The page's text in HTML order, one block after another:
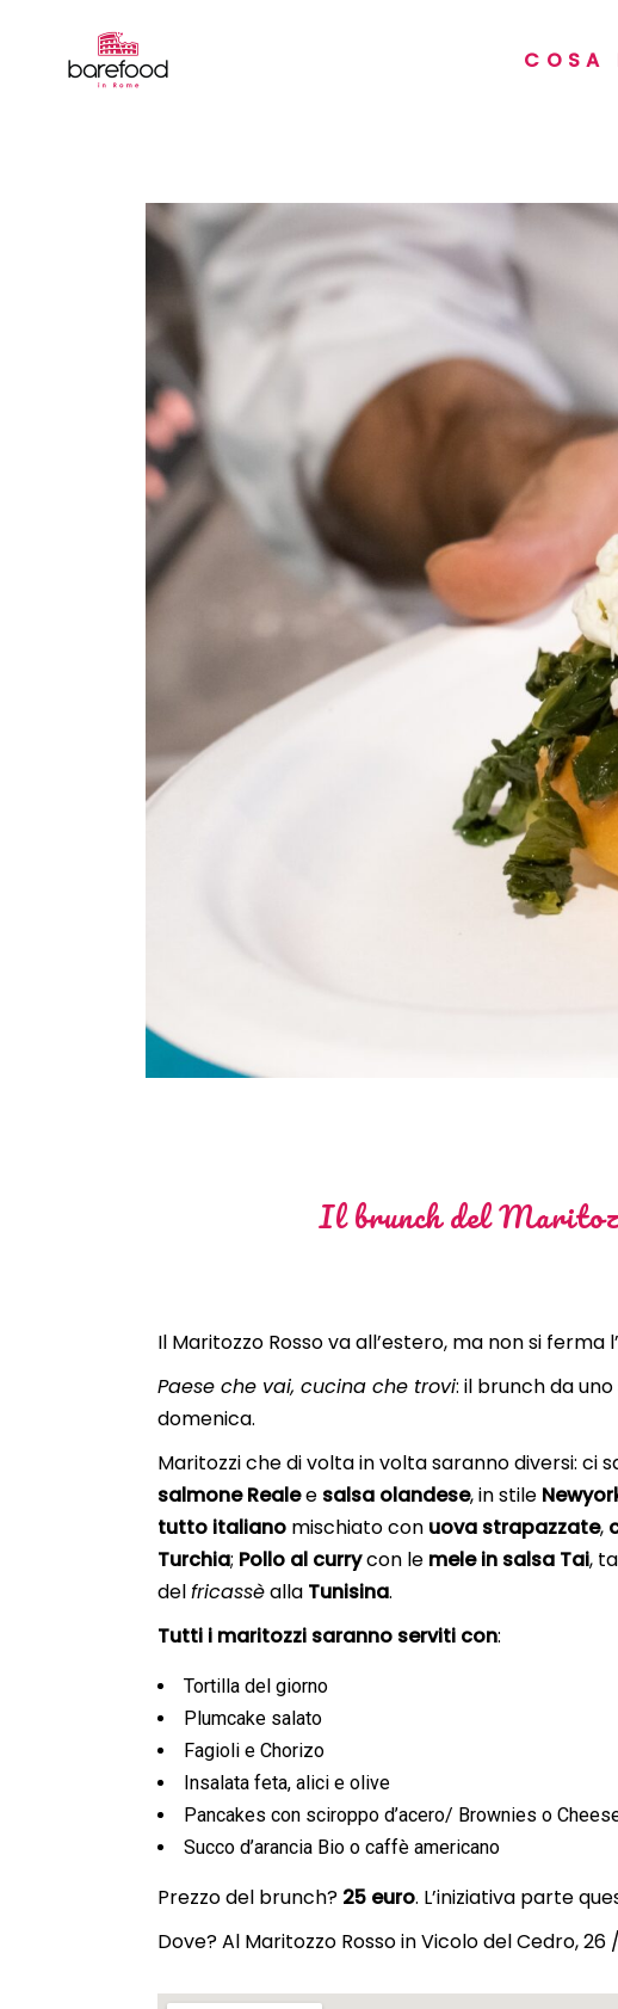
COSA
Il brunch del
Il Maritozzo Rosso va all’estero, ma non si
Paese che vai, cucina che trovi: il brunch da
domenica.
Maritozzi che di volta in volta saranno diversi: ci
salmone Realee salsa olandese, in stile
tutto italiano mischiato con uova strapazzate,
Turchia; Pollo al currycon le mele in salsa Tai,
delfricassèalla Tunisina.
Tutti i maritozzi saranno serviti con:
Tortilla del giorno
Plumcake salato
Fagioli e Chorizo
Insalata feta, alici e olive
Pancakes con sciroppo d’acero/ Brownies o
Succo d’arancia Bio o caffè americano
Prezzo del brunch? 25 euro. L’iniziativa parte
Dove? Al Maritozzo Rosso in Vicolo del Cedro, 26